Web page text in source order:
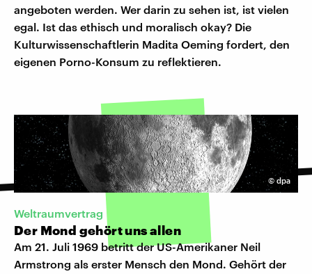
angeboten werden. Wer darin zu sehen ist, ist vielen
egal. Ist das ethisch und moralisch okay? Die
Kulturwissenschaftlerin Madita Oeming fordert, den
eigenen Porno-Konsum zu reflektieren.
© dpa
Weltraumvertrag
Der Mond gehört uns allen
Am 21. Juli 1969 betritt der US-Amerikaner Neil
Armstrong als erster Mensch den Mond. Gehört der